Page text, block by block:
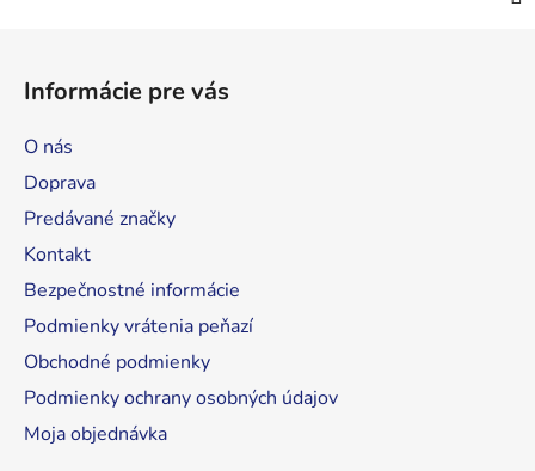
Informácie pre vás
O nás
Doprava
Predávané značky
Kontakt
Bezpečnostné informácie
Podmienky vrátenia peňazí
Obchodné podmienky
Podmienky ochrany osobných údajov
Moja objednávka